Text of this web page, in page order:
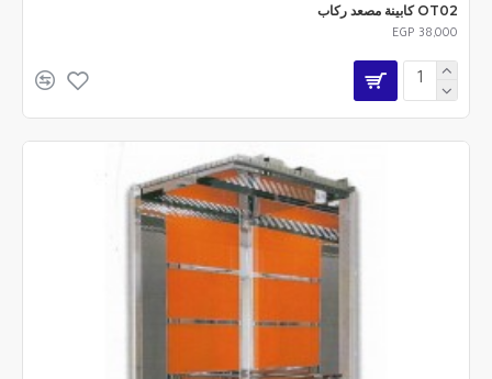
OT02 كابينة مصعد ركاب
EGP 38,000